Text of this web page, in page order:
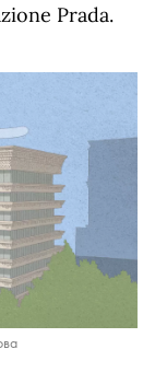
Prada.